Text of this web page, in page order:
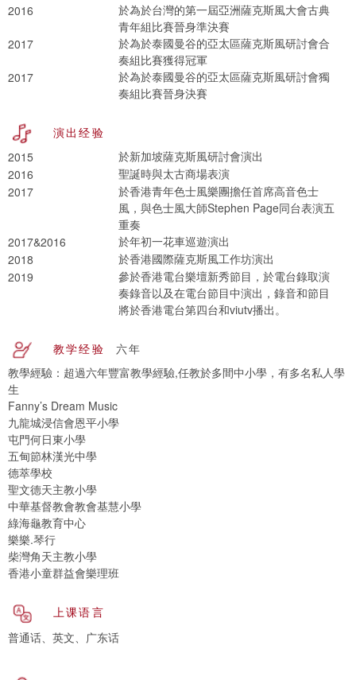
2016
於為於台灣的第一屆亞洲薩克斯風大會古典
青年組比賽晉身準決賽
2017
於為於泰國曼谷的亞太區薩克斯風研討會合
奏組比賽獲得冠軍
2017
於為於泰國曼谷的亞太區薩克斯風研討會獨
奏組比賽晉身決賽
演出经验
2015
於新加坡薩克斯風研討會演出
2016
聖誕時與太古商場表演
2017
於香港青年色士風樂團擔任首席高音色士
風，與色士風大師Stephen Page同台表演五
重奏
2017&2016
於年初一花車巡遊演出
2018
於香港國際薩克斯風工作坊演出
2019
參於香港電台樂壇新秀節目，於電台錄取演
奏錄音以及在電台節目中演出，錄音和節目
將於香港電台第四台和viutv播出。
教学经验
六年
教學經驗：超過六年豐富教學經驗,任教於多間中小學，有多名私人學
生
Fanny’s Dream Music
九龍城浸信會恩平小學
屯門何日東小學
五甸節林漢光中學
德萃學校
聖文德天主教小學
中華基督教會教會基慧小學
綠海龜教育中心
樂樂.琴行
柴灣角天主教小學
香港小童群益會樂理班
上课语言
普通话、英文、广东话